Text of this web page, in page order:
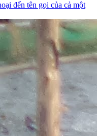
đến tên gọi của cả một